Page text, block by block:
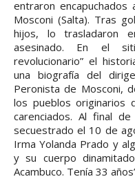
entraron encapuchados
Mosconi (Salta). Tras
hijos, lo trasladaron
asesinado. En el
revolucionario” el
una biografía del
Peronista de Mosconi,
los pueblos originarios
carenciados. Al final
secuestrado el 10 de
Irma Yolanda Prado y
y su cuerpo
Acambuco. Tenía 33